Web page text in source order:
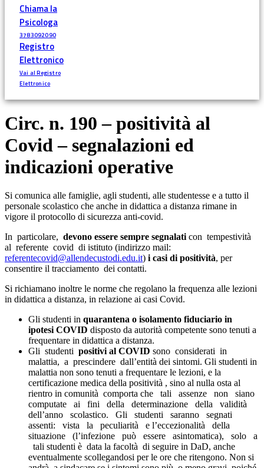
Chiama la
Psicologa
3783092090
Registro
Elettronico
Vai al Registro
Elettronico
Circ. n. 190 – positività al
Covid – segnalazioni ed
indicazioni operative
Si comunica alle famiglie, agli studenti, alle studentesse e a tutto il
personale scolastico che anche in didattica a distanza rimane in
vigore il protocollo di sicurezza anti-covid.
In particolare, devono essere sempre segnalati con tempestività
al referente covid di istituto (indirizzo mail:
referentecovid@allendecustodi.edu.it) i casi di positività, per
consentire il tracciamento dei contatti.
Si richiamano inoltre le norme che regolano la frequenza alle lezioni
in didattica a distanza, in relazione ai casi Covid.
Gli studenti in quarantena o isolamento fiduciario in
ipotesi COVID disposto da autorità competente sono tenuti a
frequentare in didattica a distanza.
Gli studenti positivi al COVID sono considerati in
malattia, a prescindere dall’entità dei sintomi. Gli studenti in
malattia non sono tenuti a frequentare le lezioni, e la
certificazione medica della positività , sino al nulla osta al
rientro in comunità comporta che tali assenze non siano
computate ai fini della determinazione della validità
dell’anno scolastico. Gli studenti saranno segnati
assenti: vista la peculiarità e l’eccezionalità della
situazione (l’infezione può essere asintomatica), solo a
tali studenti è data la facoltà di seguire in DaD, anche
eventualmente scollegandosi per le ore che ritengono. Non si